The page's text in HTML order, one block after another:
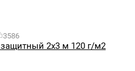
3586
защитный 2х3 м 120 г/м2